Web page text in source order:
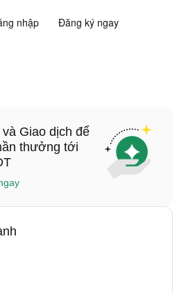
nhập Đăng ký ngay
Giao dịch để
thưởng tới